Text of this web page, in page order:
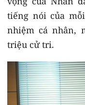
tiếng nói của
nhiệm cá nhân,
triệu cử tri.